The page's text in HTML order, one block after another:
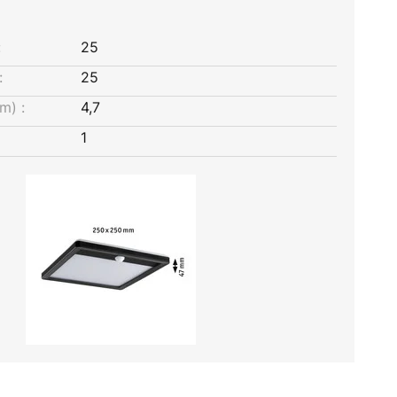
25
25
:
4,7
1